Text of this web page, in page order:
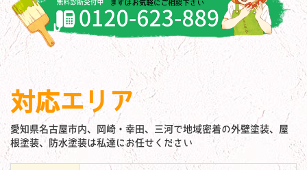
対応エリア
愛知県名古屋市内、岡崎・幸田、三河で地域密着の外壁塗装、屋
根塗装、防水塗装は私達にお任せください